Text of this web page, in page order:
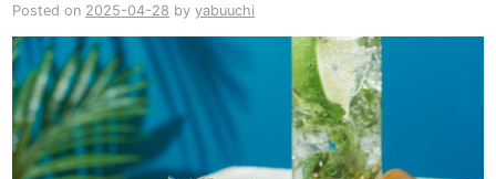
最新情報
ONLINE STORE
お問い合わせ
Posted on 2025-04-28 byyabuuchi